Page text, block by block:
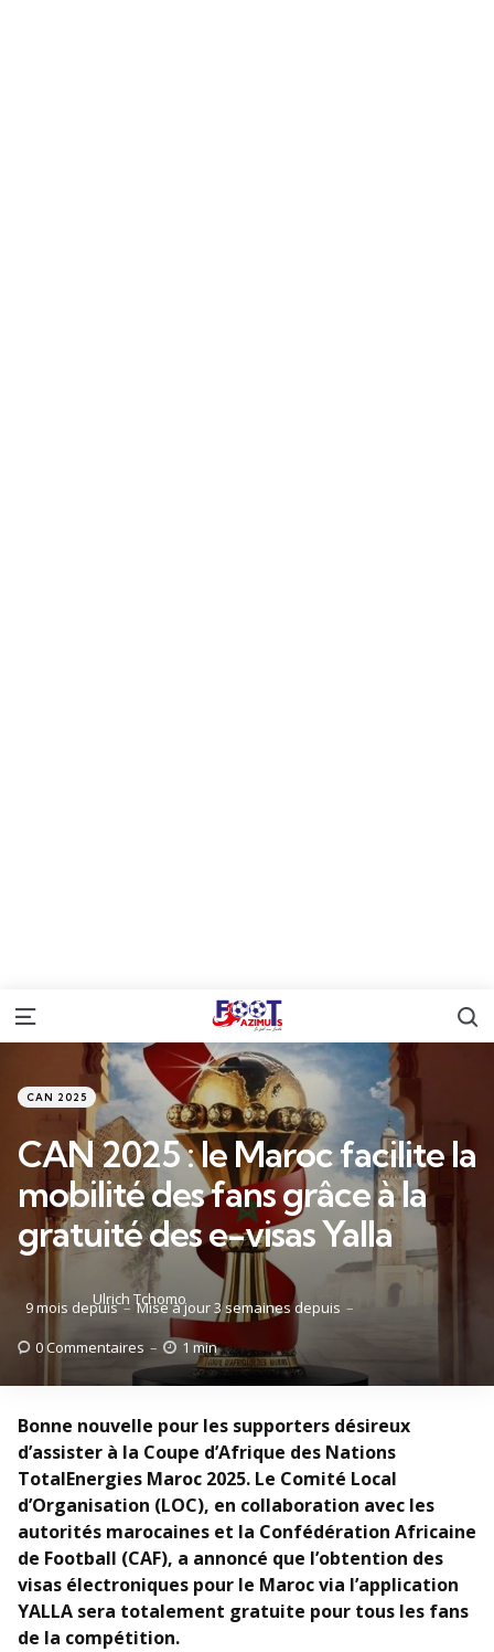
Menu
Catégories
Posté
dans
CAN 2025
CAN 2025 : le Maroc facilite la
mobilité des fans grâce à la
gratuité des e-visas Yalla
Posté
par
Ulrich Tchomo
9 mois depuis Mise à jour3 semaines depuis
0 Commentaires 1 min
Bonne nouvelle pour les supporters désireux
d’assister à la Coupe d’Afrique des Nations
TotalEnergies Maroc 2025. Le Comité Local
d’Organisation (LOC), en collaboration avec les
autorités marocaines et la Confédération Africaine
de Football (CAF), a annoncé que l’obtention des
visas électroniques pour le Maroc via l’application
YALLA sera totalement gratuite pour tous les fans
de la compétition.